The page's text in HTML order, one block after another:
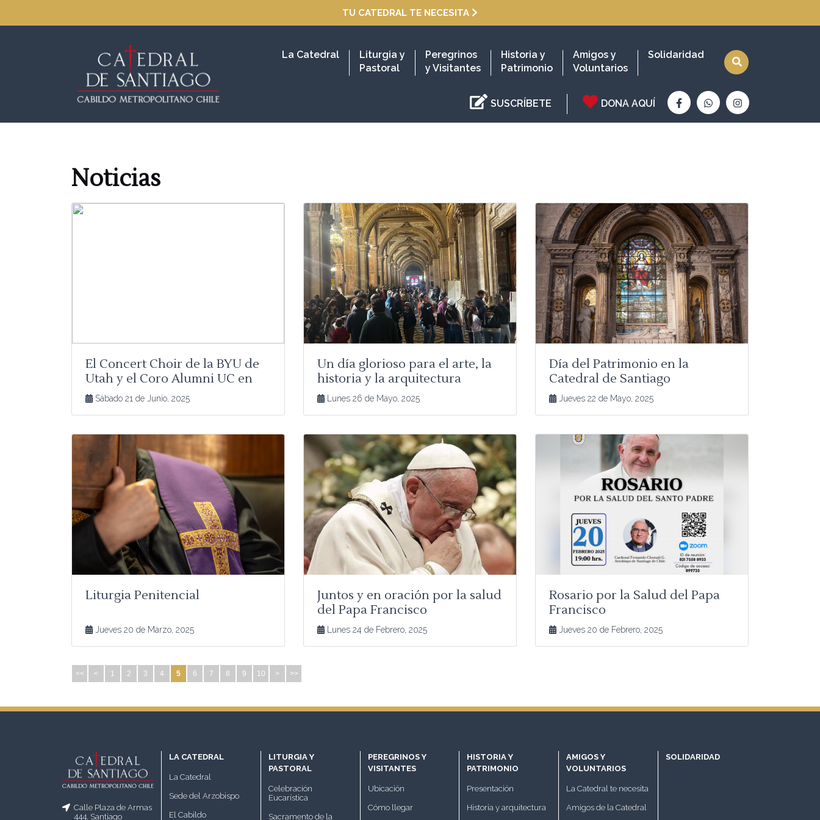
TU CATEDRAL TE NECESITA
SUSCRÍBETE DONA AQUÍ
La Catedral
Liturgia y
Pastoral
Peregrinos
y Visitantes
Historia y
Patrimonio
Amigos y
Voluntarios
Solidaridad
Noticias
El Concert Choir de la BYU de
Utah y el Coro Alumni UC en
concierto.
Sábado 21 de Junio, 2025
Un día glorioso para el arte, la
historia y la arquitectura
Lunes 26 de Mayo, 2025
Día del Patrimonio en la
Catedral de Santiago
Jueves 22 de Mayo, 2025
Liturgia Penitencial
Jueves 20 de Marzo, 2025
Juntos y en oración por la salud
del Papa Francisco
Lunes 24 de Febrero, 2025
Rosario por la Salud del Papa
Francisco
Jueves 20 de Febrero, 2025
<< < 1 2 3 4 5 6 7 8 9 10 > >>
Calle Plaza de Armas
444, Santiago
LA CATEDRAL
La Catedral
Sede del Arzobispo
El Cabildo
LITURGIA Y
PASTORAL
Celebración
Eucarística
Sacramento de la
PEREGRINOS Y
VISITANTES
Ubicación
Cómo llegar
HISTORIA Y
PATRIMONIO
Presentación
Historia y arquitectura
AMIGOS Y
VOLUNTARIOS
La Catedral te necesita
Amigos de la Catedral
SOLIDARIDAD